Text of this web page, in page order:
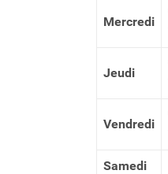
Mercredi
Jeudi
Vendredi
Samedi